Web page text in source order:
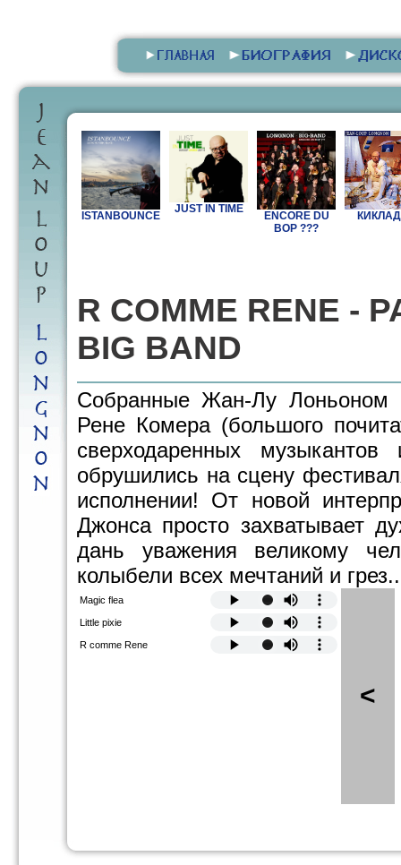
ISTANBOUNCE
JUST IN TIME
ENCORE DU
BOP ???
R COMME RENE -
BIG BAND
Собранные Жан-Лу Лоньоном
Рене Комера (большого
сверходаренных
обрушились на сцену
исполнении! От новой
Джонса просто захватывает
дань уважения великому
колыбели всех мечтаний и
Magic flea
Little pixie
R comme Rene
<